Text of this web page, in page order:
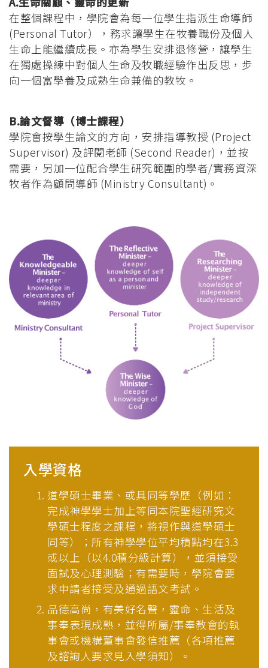
在整個課程中，學院會為每一位學生指派生命導師
(Personal Tutor），務求讓學生在牧養職份及個人
生命上能繼續成長。亦為學生安排退修營，讓學生
在獨處操練中對個人生命及牧職經驗作出反思，步
向一個富學養及成熟生命兼備的教牧。
B.論文督導（博士課程）
學院會按學生論文的方向，安排指導教授 (Project
Supervisor) 及評閱老師 (Second Reader)，並按
需要，另加一位配合學生研究範圍的學者/實務資深
牧者作為顧問導師 (Ministry Consultant)。
入學資格
道學碩士畢業、或具同等學歷（例如：
完成神學學士加上等同本院聖經研究文
學碩士程度之課程，將視作與道學碩士
同等）；所有神學學位平均積點均在3.3
或以上（以4.0積分級計算），並須接受
面試及心理測驗；有需要時，學院會要
求申請者接受及通過語文考試。
品德高尚，有美好名聲，靈命、生活及
事奉表現成熟，並得所屬/事奉教會的執
事會或機構董事會發信推薦（各項推薦
及諮詢人要求見入學須知）。